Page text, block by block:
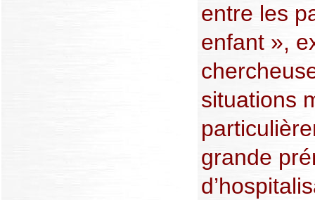
entre les
enfant »,
situations
grande